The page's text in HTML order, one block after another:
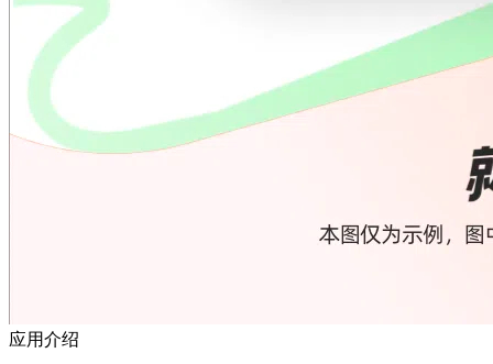
应用介绍